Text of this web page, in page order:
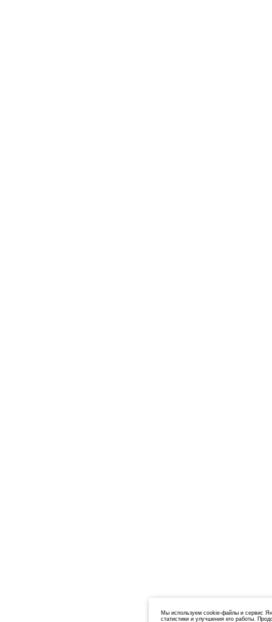
Мы используем cookie-файлы и сервис
статистики и улучшения его работы.